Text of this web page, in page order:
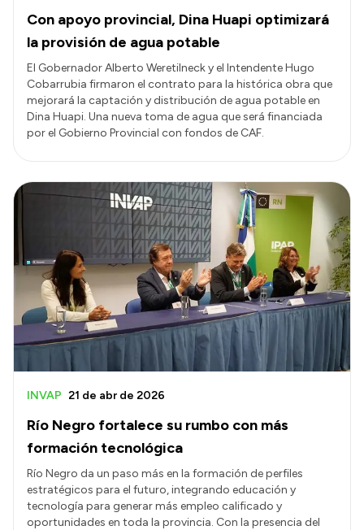
Con apoyo provincial, Dina Huapi optimizará
la provisión de agua potable
El Gobernador Alberto Weretilneck y el Intendente Hugo
Cobarrubia firmaron el contrato para la histórica obra que
mejorará la captación y distribución de agua potable en
Dina Huapi. Una nueva toma de agua que será financiada
por el Gobierno Provincial con fondos de CAF.
Río Negro fortalece su rumbo con más
formación tecnológica
INVAP 21 de abr de 2026
Río Negro da un paso más en la formación de perfiles
estratégicos para el futuro, integrando educación y
tecnología para generar más empleo calificado y
oportunidades en toda la provincia. Con la presencia del